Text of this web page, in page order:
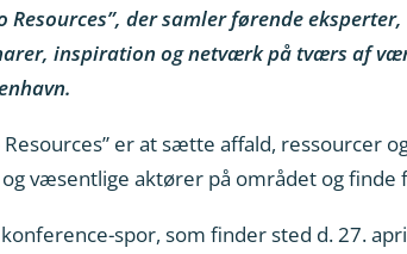
Resources”, der samler førende
inspiration og netværk på tværs af
Resources” er at sætte affald, ressourcer
væsentlige aktører på området og finde
spor, som finder sted d. 27.